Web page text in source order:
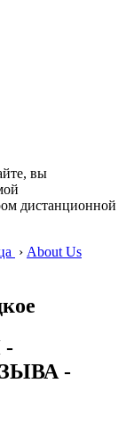
вы
дистанционной
› About Us
-
-